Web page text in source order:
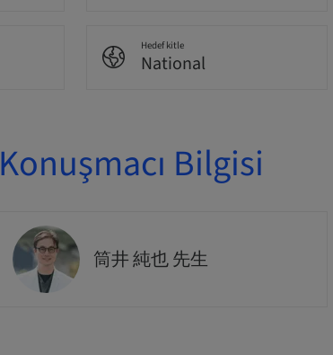
Hedef kitle
National
Konuşmacı Bilgisi
筒井 純也 先生